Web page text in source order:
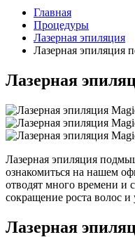
Главная
Процедуры
Лазерная эпиляция
Лазерная эпиляция
Лазерная
Лазерная эпиляция
ознакомиться на нашем
отводят много времени и
сокращение роста волос
Лазерная